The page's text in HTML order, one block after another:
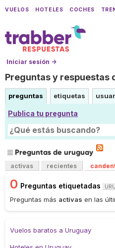
VUELOS HOTELES COCHES
Iniciar sesión →
Preguntas y respuestas
preguntas etiquetas
Publica tu pregunta
Preguntas de uruguay
activas recientes
0 Preguntas etiquetadas
Preguntas más activas en las
Vuelos baratos a Uruguay